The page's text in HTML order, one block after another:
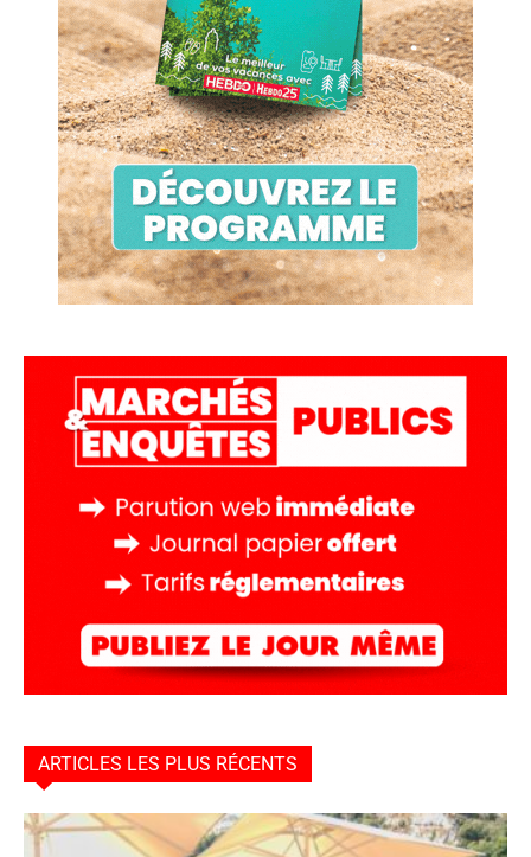
ARTICLES LES PLUS RÉCENTS